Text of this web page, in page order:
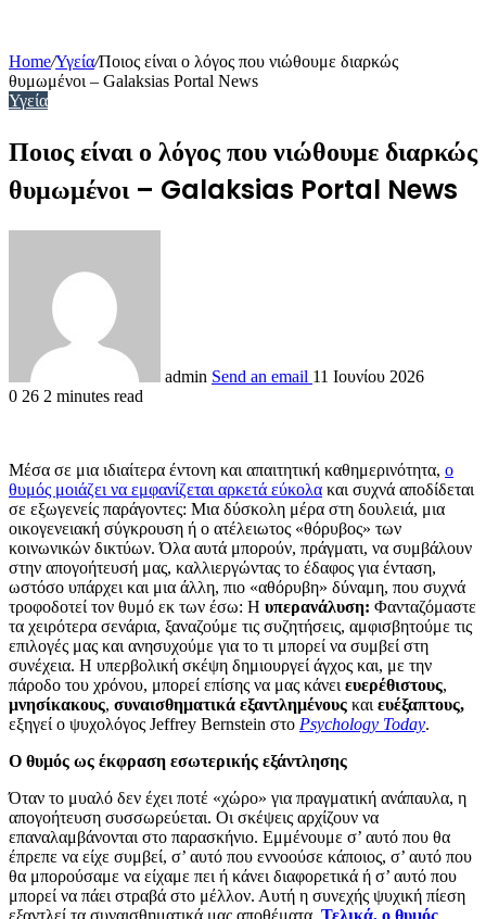
Home/Υγεία/Ποιος είναι ο λόγος που νιώθουμε διαρκώς
θυμωμένοι – Galaksias Portal News
Υγεία
Ποιος είναι ο λόγος που νιώθουμε διαρκώς
θυμωμένοι – Galaksias Portal News
admin Send an email 11 Ιουνίου 2026
0 26 2 minutes read
Μέσα σε μια ιδιαίτερα έντονη και απαιτητική καθημερινότητα, ο
θυμός μοιάζει να εμφανίζεται αρκετά εύκολα και συχνά αποδίδεται
σε εξωγενείς παράγοντες: Μια δύσκολη μέρα στη δουλειά, μια
οικογενειακή σύγκρουση ή ο ατέλειωτος «θόρυβος» των
κοινωνικών δικτύων. Όλα αυτά μπορούν, πράγματι, να συμβάλουν
στην απογοήτευσή μας, καλλιεργώντας το έδαφος για ένταση,
ωστόσο υπάρχει και μια άλλη, πιο «αθόρυβη» δύναμη, που συχνά
τροφοδοτεί τον θυμό εκ των έσω: Η υπερανάλυση: Φανταζόμαστε
τα χειρότερα σενάρια, ξαναζούμε τις συζητήσεις, αμφισβητούμε τις
επιλογές μας και ανησυχούμε για το τι μπορεί να συμβεί στη
συνέχεια. Η υπερβολική σκέψη δημιουργεί άγχος και, με την
πάροδο του χρόνου, μπορεί επίσης να μας κάνει ευερέθιστους,
μνησίκακους, συναισθηματικά εξαντλημένους και ευέξαπτους,
εξηγεί ο ψυχολόγος Jeffrey Bernstein στο Psychology Today.
Ο θυμός ως έκφραση εσωτερικής εξάντλησης
Όταν το μυαλό δεν έχει ποτέ «χώρο» για πραγματική ανάπαυλα, η
απογοήτευση συσσωρεύεται. Οι σκέψεις αρχίζουν να
επαναλαμβάνονται στο παρασκήνιο. Εμμένουμε σ’ αυτό που θα
έπρεπε να είχε συμβεί, σ’ αυτό που εννοούσε κάποιος, σ’ αυτό που
θα μπορούσαμε να είχαμε πει ή κάνει διαφορετικά ή σ’ αυτό που
μπορεί να πάει στραβά στο μέλλον. Αυτή η συνεχής ψυχική πίεση
εξαντλεί τα συναισθηματικά μας αποθέματα. Τελικά, ο θυμός